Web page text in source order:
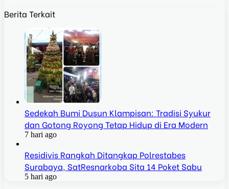
Berita Terkait
Sedekah Bumi Dusun Klampisan: Tradisi Syukur
dan Gotong Royong Tetap Hidup di Era Modern
7 hari ago
Residivis Rangkah Ditangkap Polrestabes
Surabaya, SatResnarkoba Sita 14 Poket Sabu
5 hari ago